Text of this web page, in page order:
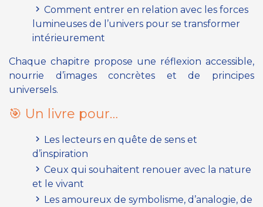
Comment entrer en relation avec les forces
lumineuses de l’univers pour se transformer
intérieurement
Chaque chapitre propose une réflexion accessible,
nourrie d’images concrètes et de principes
universels.
🎯 Un livre pour…
Les lecteurs en quête de sens et
d’inspiration
Ceux qui souhaitent renouer avec la nature
et le vivant
Les amoureux de symbolisme, d’analogie, de